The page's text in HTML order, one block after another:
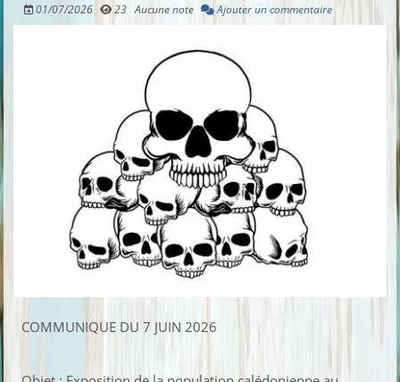
01/07/2026 23 Aucune note Ajouter un commentaire
COMMUNIQUE DU 7 JUIN 2026